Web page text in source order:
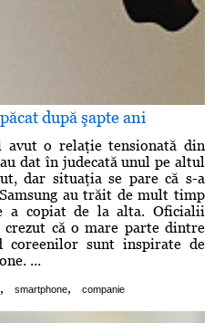
după şapte ani
avut o relaţie tensionată din
dat în judecată unul pe altul
dar situaţia se pare că s-a
au trăit de mult timp
a copiat de la alta. Oficialii
că o mare parte dintre
coreenilor sunt inspirate de
...
, smartphone, companie